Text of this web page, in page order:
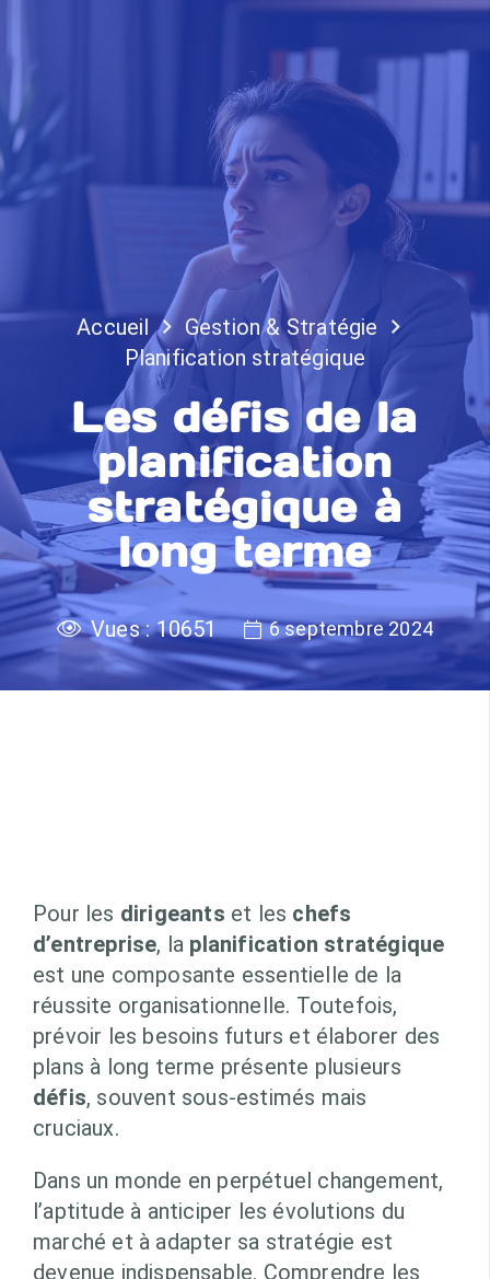
Accueil
Gestion & Stratégie
Planification stratégique
Les défis de la
planification
stratégique à
long terme
Vues :10651 6 septembre 2024
Pour les dirigeants et les chefs
d’entreprise, la planification stratégique
est une composante essentielle de la
réussite organisationnelle. Toutefois,
prévoir les besoins futurs et élaborer des
plans à long terme présente plusieurs
défis, souvent sous-estimés mais
cruciaux.
Dans un monde en perpétuel changement,
l’aptitude à anticiper les évolutions du
marché et à adapter sa stratégie est
devenue indispensable. Comprendre les